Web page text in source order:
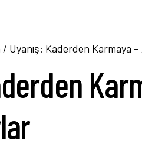
/ Uyanış: Kaderden Karmaya